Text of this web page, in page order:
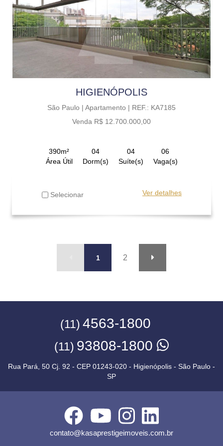
HIGIENÓPOLIS
São Paulo | Apartamento | REF.: KA7185
Venda R$ 12.700.000,00
390m²
Área Útil
04
Dorm(s)
04
Suíte(s)
06
Vaga(s)
Selecionar Ver detalhes
1 2
(11) 4563-1800
(11) 93808-1800
Rua Pará, 50 Cj. 92 - CEP 01243-020 - Higienópolis - São Paulo -
SP
contato@kasaprestigeimoveis.com.br